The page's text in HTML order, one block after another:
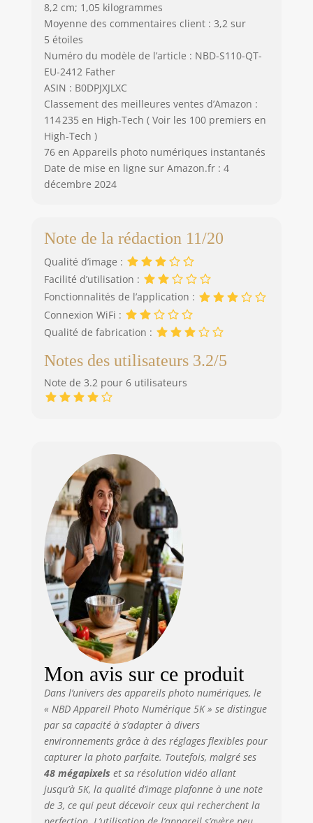
8,2 cm; 1,05 kilogrammes
Moyenne des commentaires client : 3,2 sur
5 étoiles
Numéro du modèle de l’article : NBD-S110-QT-
EU-2412 Father
ASIN : B0DPJXJLXC
Classement des meilleures ventes d’Amazon :
114 235 en High-Tech ( Voir les 100 premiers en
High-Tech )
76 en Appareils photo numériques instantanés
Date de mise en ligne sur Amazon.fr : 4
décembre 2024
Note de la rédaction 11/20
Qualité d’image :
Facilité d’utilisation :
Fonctionnalités de l’application :
Connexion WiFi :
Qualité de fabrication :
Notes des utilisateurs 3.2/5
Note de 3.2 pour 6 utilisateurs
Mon avis sur ce produit
Dans l’univers des appareils photo numériques, le
« NBD Appareil Photo Numérique 5K » se distingue
par sa capacité à s’adapter à divers
environnements grâce à des réglages flexibles pour
capturer la photo parfaite. Toutefois, malgré ses
48 mégapixels et sa résolution vidéo allant
jusqu’à 5K, la qualité d’image plafonne à une note
de 3, ce qui peut décevoir ceux qui recherchent la